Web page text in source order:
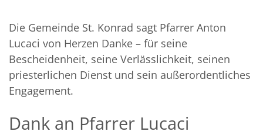
Die Gemeinde St. Konrad sagt Pfarrer Anton
Lucaci von Herzen Danke – für seine
Bescheidenheit, seine Verlässlichkeit, seinen
priesterlichen Dienst und sein außerordentliches
Engagement.
Dank an Pfarrer Lucaci